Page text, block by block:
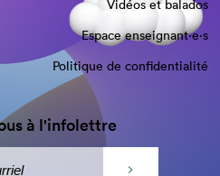
Vidéos et balados
Espace enseignant·e⋅s
Politique de confidentialité
à l'infolettre